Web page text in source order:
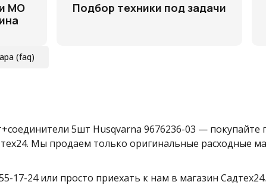
МО
Подбор техники под задачи
(faq)
5шт Husqvarna 9676236-03 — покупайте
Мы продаем только оригинальные расходные
17-24 или просто приехать к нам в магазин